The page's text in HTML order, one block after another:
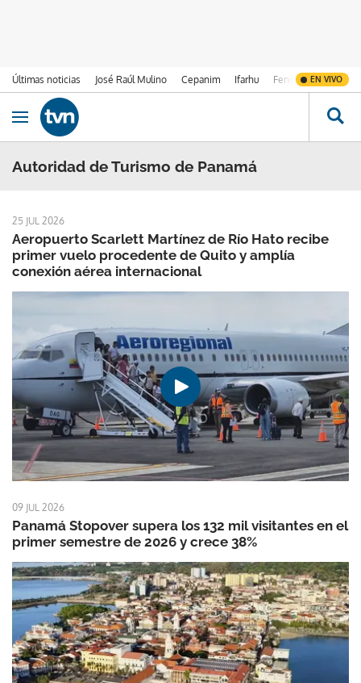
Últimas noticias José Raúl Mulino Cepanim Ifarhu Fenómeno de El
EN VIVO
Ir al contenido
Obrir navegació
Autoridad de Turismo de Panamá
25 JUL 2026
Aeropuerto Scarlett Martínez de Río Hato recibe
primer vuelo procedente de Quito y amplía
conexión aérea internacional
09 JUL 2026
Panamá Stopover supera los 132 mil visitantes en el
primer semestre de 2026 y crece 38%